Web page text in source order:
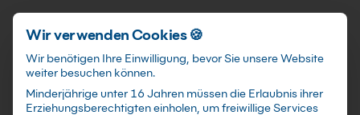
Schnellzugriff
Wir verwenden Cookies 🍪
Wir benötigen Ihre Einwilligung, bevor Sie unsere Website
weiter besuchen können.
Minderjährige unter 16 Jahren müssen die Erlaubnis ihrer
Erziehungsberechtigten einholen, um freiwillige Services